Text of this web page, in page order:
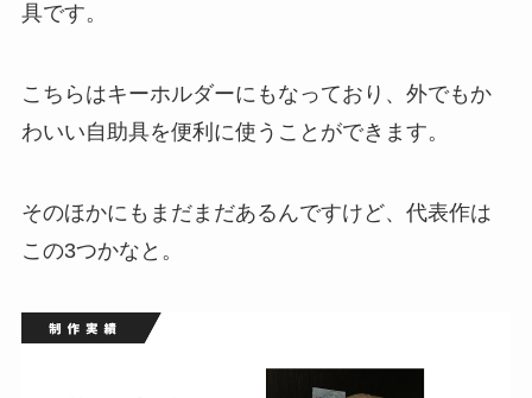
具です。
こちらはキーホルダーにもなっており、外でもか
わいい自助具を便利に使うことができます。
そのほかにもまだまだあるんですけど、代表作は
この3つかなと。